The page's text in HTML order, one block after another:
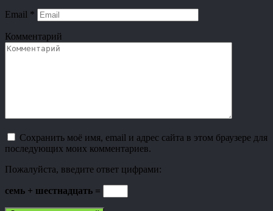
Email *
Комментарий
Сохранить моё имя, email и адрес сайта в этом браузере для
последующих моих комментариев.
Пожалуйста, введите ответ цифрами:
семь + шестнадцать =